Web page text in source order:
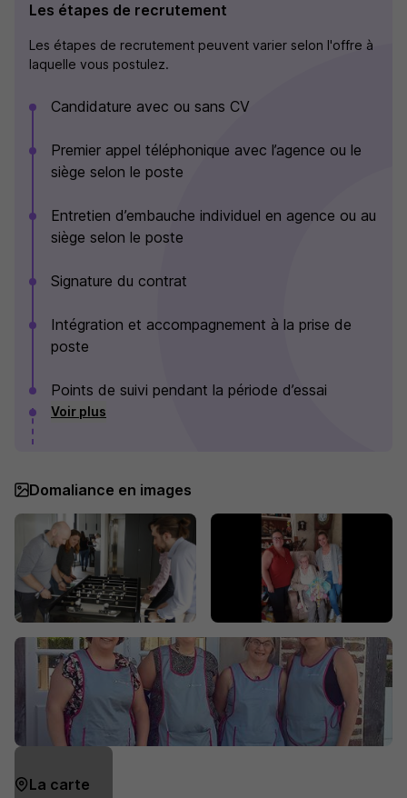
Les étapes de recrutement
Les étapes de recrutement peuvent varier selon l'offre à
laquelle vous postulez.
Candidature avec ou sans CV
Premier appel téléphonique avec l’agence ou le
siège selon le poste
Entretien d’embauche individuel en agence ou au
siège selon le poste
Signature du contrat
Intégration et accompagnement à la prise de
poste
Points de suivi pendant la période d’essai
Voir plus
Domaliance en images
La carte